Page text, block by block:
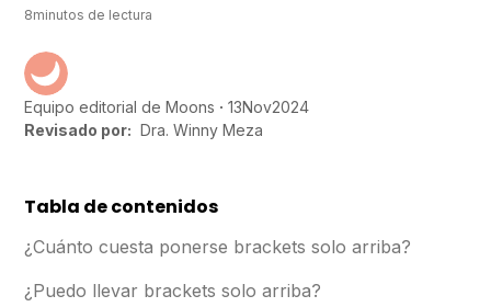
8minutos de lectura
Equipo editorial de Moons 13Nov2024
Revisado por: Dra. Winny Meza
Tabla de contenidos
¿Cuánto cuesta ponerse brackets solo arriba?
¿Puedo llevar brackets solo arriba?